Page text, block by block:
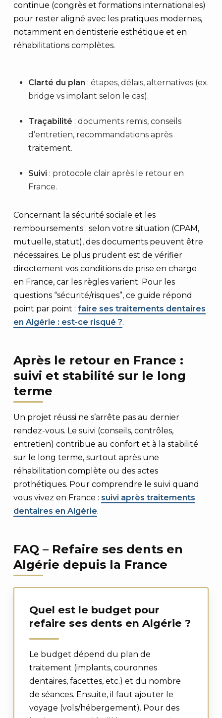
continue (congrès et formations internationales)
pour rester aligné avec les pratiques modernes,
notamment en dentisterie esthétique et en
réhabilitations complètes.
Clarté du plan : étapes, délais, alternatives (ex.
bridge vs implant selon le cas).
Traçabilité : documents remis, conseils
d’entretien, recommandations après
traitement.
Suivi : protocole clair après le retour en
France.
Concernant la sécurité sociale et les
remboursements : selon votre situation (CPAM,
mutuelle, statut), des documents peuvent être
nécessaires. Le plus prudent est de vérifier
directement vos conditions de prise en charge
en France, car les règles varient. Pour les
questions “sécurité/risques”, ce guide répond
point par point : faire ses traitements dentaires
en Algérie : est-ce risqué ?.
Après le retour en France :
suivi et stabilité sur le long
terme
Un projet réussi ne s’arrête pas au dernier
rendez-vous. Le suivi (conseils, contrôles,
entretien) contribue au confort et à la stabilité
sur le long terme, surtout après une
réhabilitation complète ou des actes
prothétiques. Pour comprendre le suivi quand
vous vivez en France : suivi après traitements
dentaires en Algérie.
FAQ – Refaire ses dents en
Algérie depuis la France
Quel est le budget pour
refaire ses dents en Algérie ?
Le budget dépend du plan de
traitement (implants, couronnes
dentaires, facettes, etc.) et du nombre
de séances. Ensuite, il faut ajouter le
voyage (vols/hébergement). Pour des